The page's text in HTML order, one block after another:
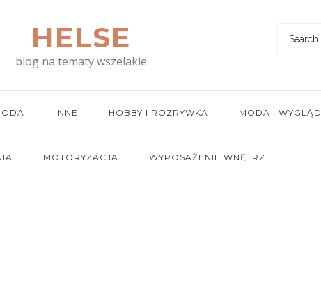
HELSE
blog na tematy wszelakie
INNE HOBBY I ROZRYWKA MODA I WYGLĄD
MOTORYZACJA WYPOSAŻENIE WNĘTRZ
Search